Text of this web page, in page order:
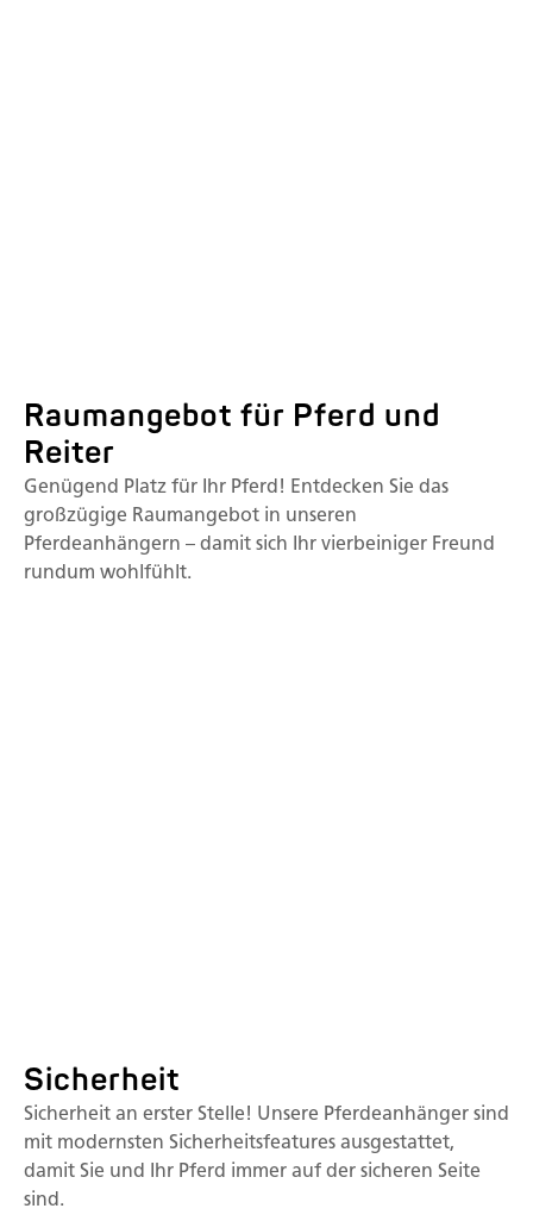
Raumangebot für Pferd und
Reiter
Genügend Platz für Ihr Pferd! Entdecken Sie das
großzügige Raumangebot in unseren
Pferdeanhängern – damit sich Ihr vierbeiniger Freund
rundum wohlfühlt.
Sicherheit
Sicherheit an erster Stelle! Unsere Pferdeanhänger sind
mit modernsten Sicherheitsfeatures ausgestattet,
damit Sie und Ihr Pferd immer auf der sicheren Seite
sind.